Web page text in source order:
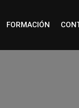
FORMACIÓN